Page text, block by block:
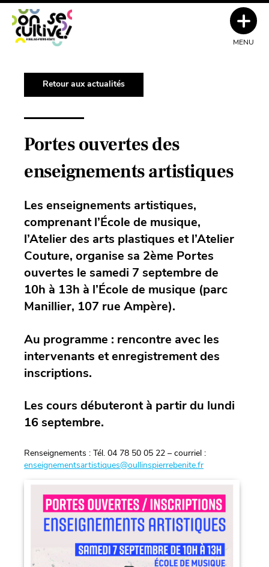
Retour aux actualités
Portes ouvertes des
enseignements artistiques
Les enseignements artistiques,
comprenant l’École de musique,
l’Atelier des arts plastiques et l’Atelier
Couture, organise sa 2ème Portes
ouvertes le samedi 7 septembre de
10h à 13h à l’École de musique (parc
Manillier, 107 rue Ampère).
Au programme : rencontre avec les
intervenants et enregistrement des
inscriptions.
Les cours débuteront à partir du lundi
16 septembre.
Renseignements : Tél. 04 78 50 05 22 – courriel :
enseignementsartistiques@oullinspierrebenite.fr
MENU